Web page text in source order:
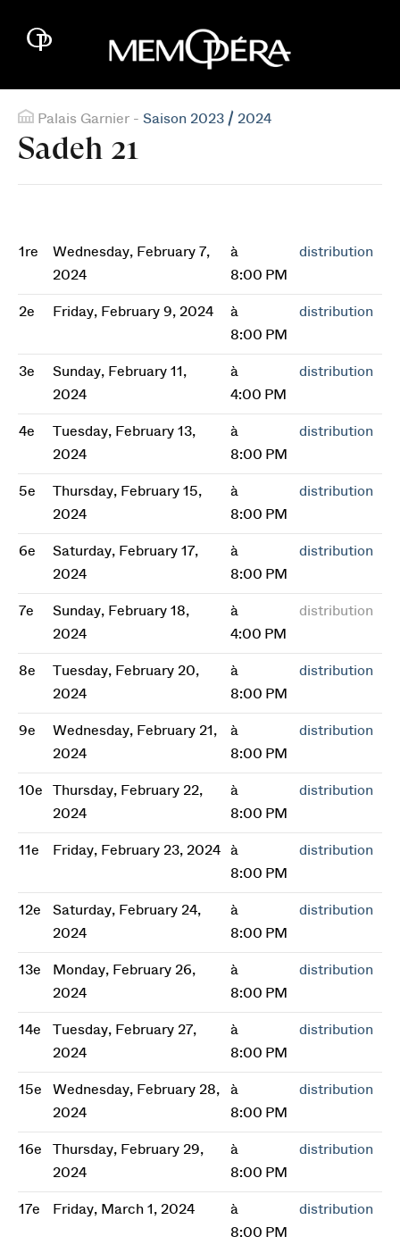
Palais Garnier - Saison 2023 / 2024
Sadeh 21
1re
Wednesday, February 7,
2024
à
8:00 PM
distribution
2e Friday, February 9, 2024
à
8:00 PM
distribution
3e
Sunday, February 11,
2024
à
4:00 PM
distribution
4e
Tuesday, February 13,
2024
à
8:00 PM
distribution
5e
Thursday, February 15,
2024
à
8:00 PM
distribution
6e
Saturday, February 17,
2024
à
8:00 PM
distribution
7e
Sunday, February 18,
2024
à
4:00 PM
distribution
8e
Tuesday, February 20,
2024
à
8:00 PM
distribution
9e
Wednesday, February 21,
2024
à
8:00 PM
distribution
10e
Thursday, February 22,
2024
à
8:00 PM
distribution
11e Friday, February 23, 2024
à
8:00 PM
distribution
12e
Saturday, February 24,
2024
à
8:00 PM
distribution
13e
Monday, February 26,
2024
à
8:00 PM
distribution
14e
Tuesday, February 27,
2024
à
8:00 PM
distribution
15e
Wednesday, February 28,
2024
à
8:00 PM
distribution
16e
Thursday, February 29,
2024
à
8:00 PM
distribution
17e Friday, March 1, 2024
à
8:00 PM
distribution